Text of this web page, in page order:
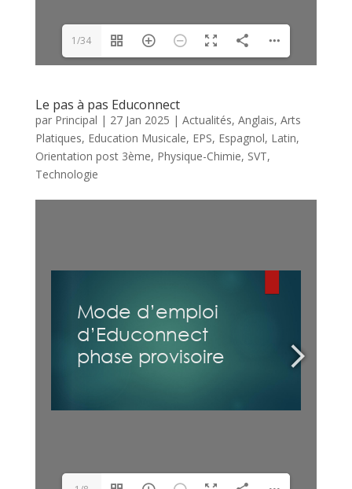
1/34
Le pas à pas Educonnect
par Principal | 27 Jan 2025 | Actualités, Anglais, Arts
Platiques, Education Musicale, EPS, Espagnol, Latin,
Orientation post 3ème, Physique-Chimie, SVT,
Technologie